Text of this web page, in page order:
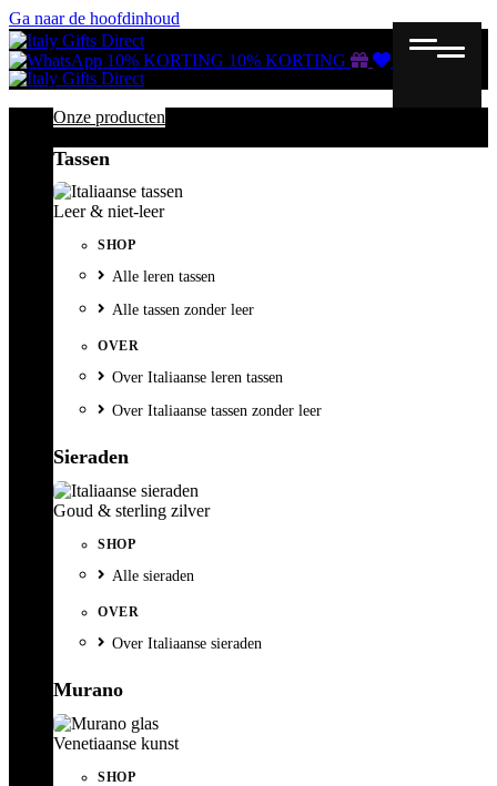
Ga naar de hoofdinhoud
10% KORTING 10% KORTING Gutscheine
Wunschliste
Warenkorb
Onze producten
Tassen
Leer & niet-leer
SHOP
Alle leren tassen
Alle tassen zonder leer
OVER
Over Italiaanse leren tassen
Over Italiaanse tassen zonder leer
Sieraden
Goud & sterling zilver
SHOP
Alle sieraden
OVER
Over Italiaanse sieraden
Murano
Venetiaanse kunst
SHOP